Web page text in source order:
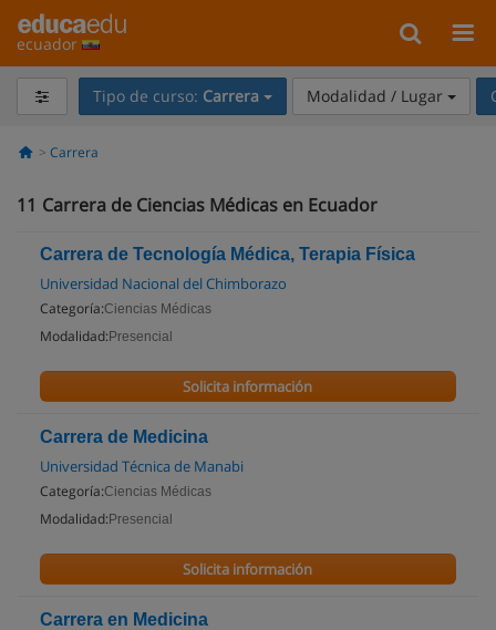
ecuador
Tipo de curso: Carrera Modalidad / Lugar
Carrera
11 Carrera de Ciencias Médicas en Ecuador
Carrera de Tecnología Médica, Terapia Física
Universidad Nacional del Chimborazo
Categoría:Ciencias Médicas
Modalidad: Presencial
Solicita información
Carrera de Medicina
Universidad Técnica de Manabi
Categoría:Ciencias Médicas
Modalidad: Presencial
Solicita información
Carrera en Medicina